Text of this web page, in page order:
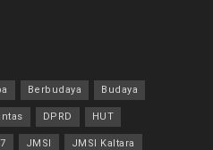
Berbudaya Budaya
DPRD HUT
JMSI JMSI Kaltara